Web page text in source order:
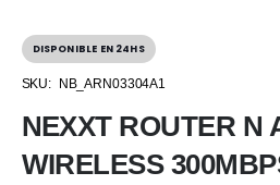
DISPONIBLE EN 24HS
SKU: NB_ARN03304A1
NEXXT ROUTER N
WIRELESS